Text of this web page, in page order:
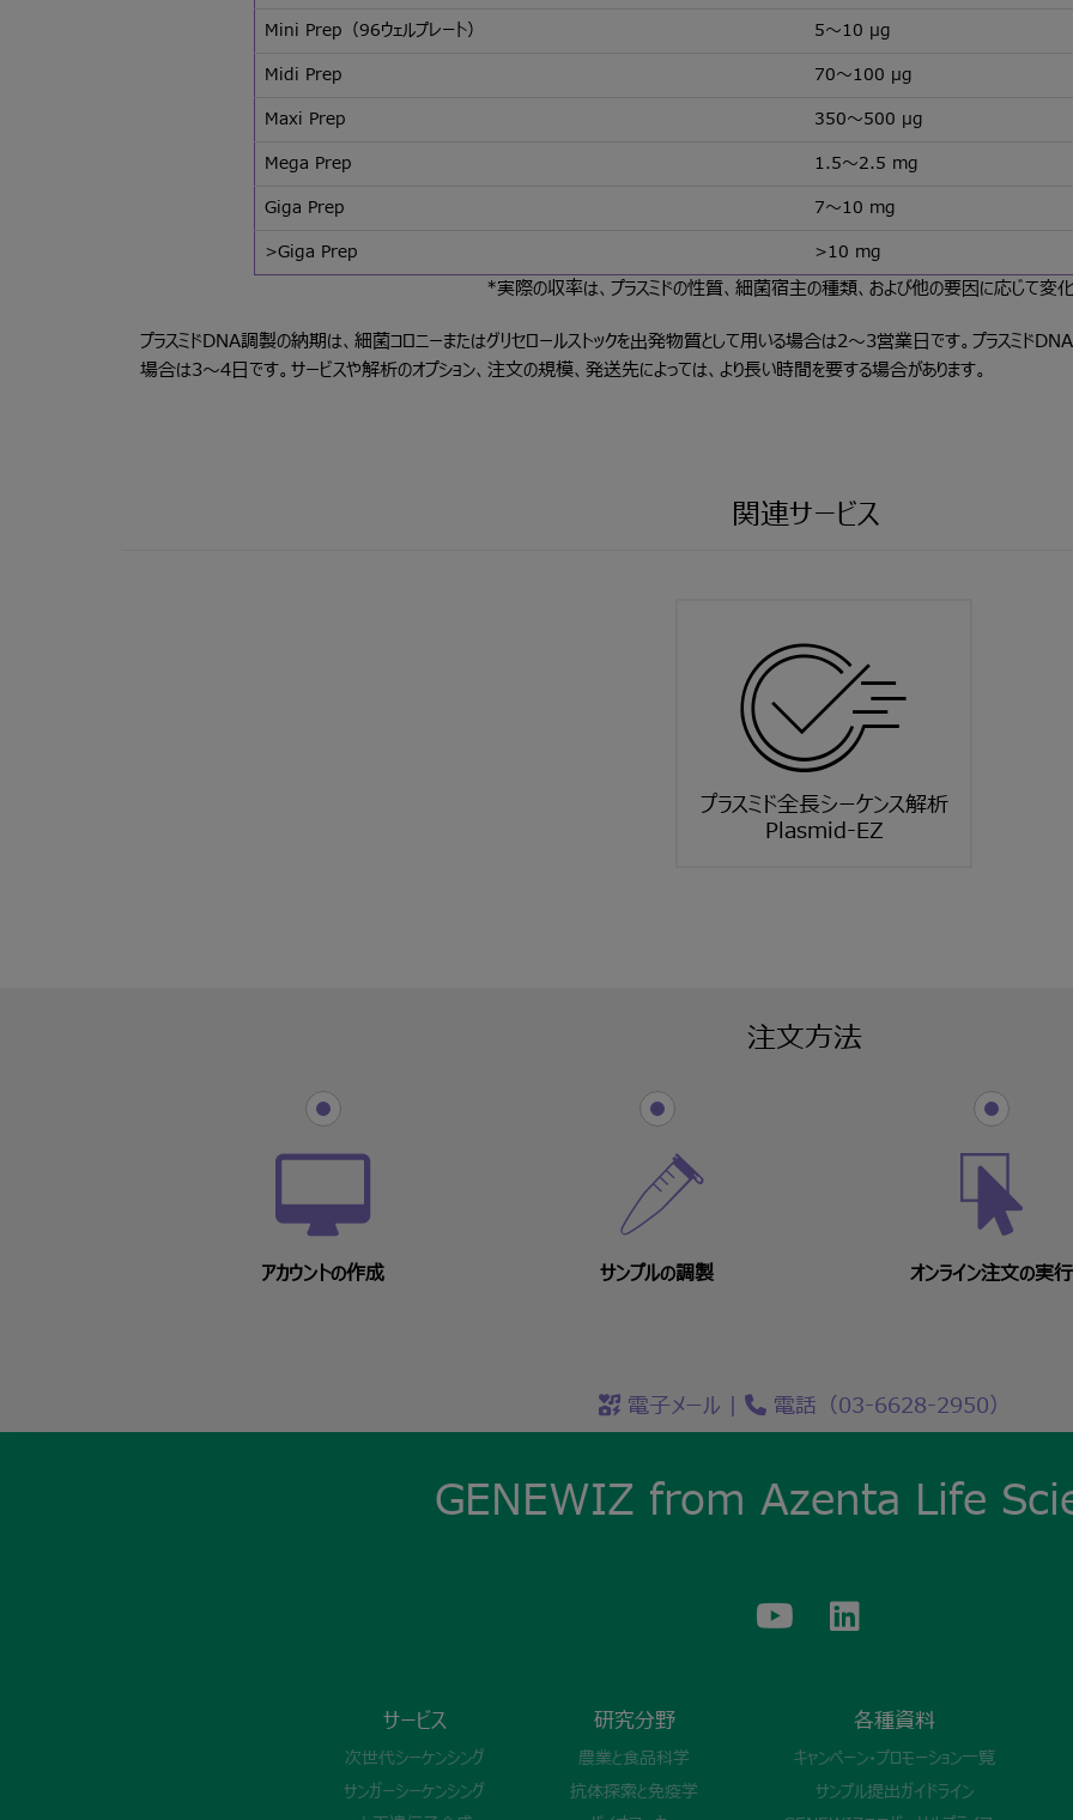
Mini Prep（96ウェルプレート）
5～10 μg
Midi Prep
70～100 μg
Maxi Prep
350～500 μg
Mega Prep
1.5～2.5 mg
Giga Prep
7～10 mg
>Giga Prep
>10 mg
*実際の収率は、プラスミドの性質、細菌宿主の種類、および他の要因に応じて変
プラスミドDNA調製の納期は、細菌コロニーまたはグリセロールストックを出発物質として用いる場合は2～3営業日です。プラスミド
場合は3～4日です。サービスや解析のオプション、注文の規模、発送先によっては、より長い時間を要する場合があります。
関連サービス
プラスミド全長シーケンス解析
Plasmid-EZ
注文方法
アカウントの作成 サンプルの調製 オンライン注文の実行
電子メール | 電話（03-6628-2950）
GENEWIZ from Azenta Life
サービス
次世代シーケンシング
サンガーシーケンシング
研究分野
農業と食品科学
抗体探索と免疫学
各種資料
キャンペーン・プロモーション一覧
サンプル提出ガイドライン